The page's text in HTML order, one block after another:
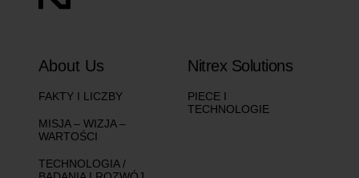
About Us
FAKTY I LICZBY
MISJA – WIZJA –
WARTOŚCI
TECHNOLOGIA /
Nitrex Solutions
PIECE I
TECHNOLOGIE